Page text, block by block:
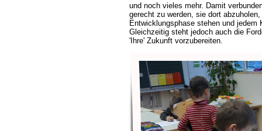
und noch vieles mehr. Damit
gerecht zu werden, sie dort
Entwicklungsphase stehen und jedem
Gleichzeitig steht jedoch auch die
'Ihre' Zukunft vorzubereiten.